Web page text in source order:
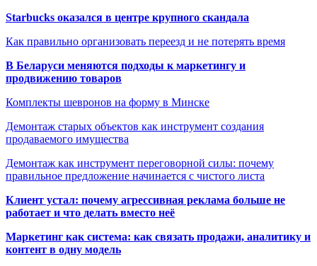
Starbucks оказался в центре крупного скандала
Как правильно организовать переезд и не потерять время
В Беларуси меняются подходы к маркетингу и
продвижению товаров
Комплекты шевронов на форму в Минске
Демонтаж старых объектов как инструмент создания
продаваемого имущества
Демонтаж как инструмент переговорной силы: почему
правильное предложение начинается с чистого листа
Клиент устал: почему агрессивная реклама больше не
работает и что делать вместо неё
Маркетинг как система: как связать продажи, аналитику и
контент в одну модель